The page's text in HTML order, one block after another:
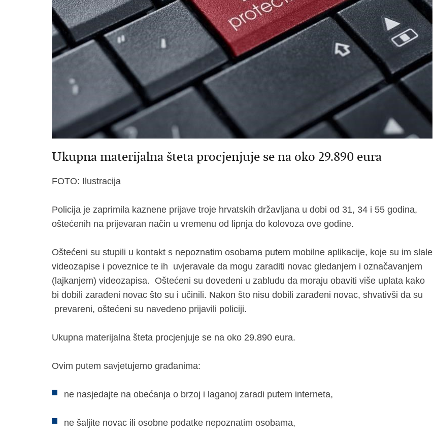
Ukupna materijalna šteta procjenjuje se na oko 29.890 eura
FOTO: Ilustracija
Policija je zaprimila kaznene prijave troje hrvatskih državljana u dobi od 31, 34 i 55 godina,
oštećenih na prijevaran način u vremenu od lipnja do kolovoza ove godine.
Oštećeni su stupili u kontakt s nepoznatim osobama putem mobilne aplikacije, koje su im slale
videozapise i poveznice te ih uvjeravale da mogu zaraditi novac gledanjem i označavanjem
(lajkanjem) videozapisa. Oštećeni su dovedeni u zabludu da moraju obaviti više uplata kako
bi dobili zarađeni novac što su i učinili. Nakon što nisu dobili zarađeni novac, shvativši da su
prevareni, oštećeni su navedeno prijavili policiji.
Ukupna materijalna šteta procjenjuje se na oko 29.890 eura.
Ovim putem savjetujemo građanima:
ne nasjedajte na obećanja o brzoj i laganoj zaradi putem interneta,
ne šaljite novac ili osobne podatke nepoznatim osobama,